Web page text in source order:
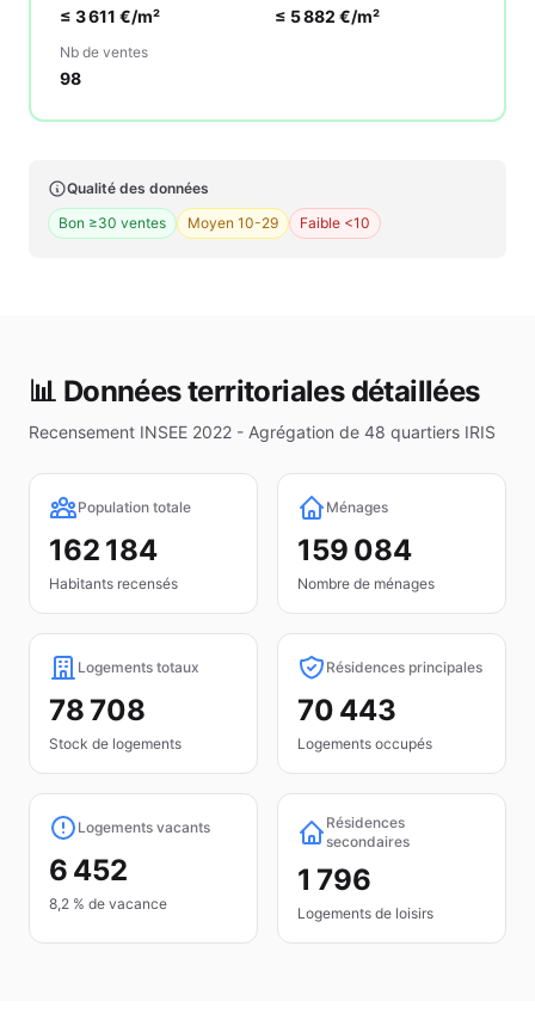
≤ 3 611 €/m² ≤ 5 882 €/m²
Nb de ventes
98
Qualité des données
Bon ≥30 ventes
Moyen 10-29 Faible <10
📊 Données territoriales détaillées
Recensement INSEE 2022 - Agrégation de 48 quartiers IRIS
Population totale
162 184
Habitants recensés
Ménages
159 084
Nombre de ménages
Logements totaux
78 708
Stock de logements
Résidences principales
70 443
Logements occupés
Logements vacants
6 452
8,2 % de vacance
Résidences
secondaires
1 796
Logements de loisirs